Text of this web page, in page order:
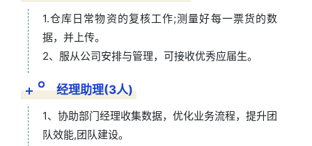
1.仓库日常物资的复核工作;测量好每一票货的数
据，并上传。
2、服从公司安排与管理，可接收优秀应届生。
经理助理(3人)
1、协助部门经理收集数据，优化业务流程，提升团
队效能,团队建设。